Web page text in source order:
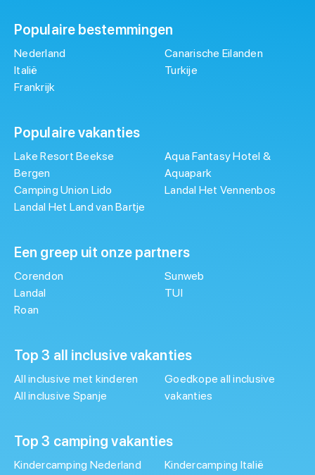
Populaire bestemmingen
Nederland
Italië
Frankrijk
Canarische Eilanden
Turkije
Populaire vakanties
Lake Resort Beekse
Bergen
Camping Union Lido
Landal Het Land van Bartje
Aqua Fantasy Hotel &
Aquapark
Landal Het Vennenbos
Een greep uit onze partners
Corendon
Landal
Roan
Sunweb
TUI
Top 3 all inclusive vakanties
All inclusive met kinderen
All inclusive Spanje
Goedkope all inclusive
vakanties
Top 3 camping vakanties
Kindercamping Nederland
Kindercamping Italië